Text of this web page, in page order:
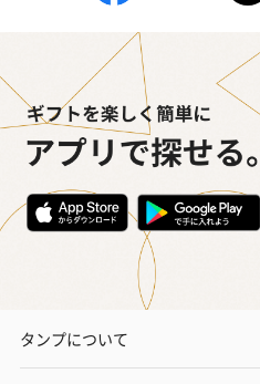
タンプについて